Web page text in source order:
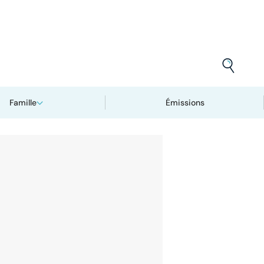
Famille Émissions